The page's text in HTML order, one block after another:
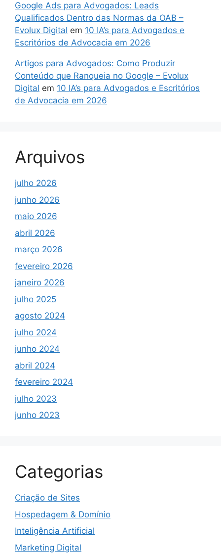
Google Ads para Advogados: Leads
Qualificados Dentro das Normas da OAB –
Evolux Digital em 10 IA’s para Advogados e
Escritórios de Advocacia em 2026
Artigos para Advogados: Como Produzir
Conteúdo que Ranqueia no Google – Evolux
Digital em 10 IA’s para Advogados e Escritórios
de Advocacia em 2026
Arquivos
julho 2026
junho 2026
maio 2026
abril 2026
março 2026
fevereiro 2026
janeiro 2026
julho 2025
agosto 2024
julho 2024
junho 2024
abril 2024
fevereiro 2024
julho 2023
junho 2023
Categorias
Criação de Sites
Hospedagem & Domínio
Inteligência Artificial
Marketing Digital